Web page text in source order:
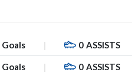
Goals 0 ASSISTS
Goals 0 ASSISTS